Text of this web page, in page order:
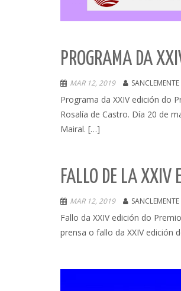
PROGRAMA DA
MAR 12, 2019 SANCLEMENTE
Programa da XXIV edición do
Rosalía de Castro. Día 20 de
Mairal. […]
FALLO DE LA XXIV
MAR 12, 2019 SANCLEMENTE
Fallo da XXIV edición do
prensa o fallo da XXIV edición